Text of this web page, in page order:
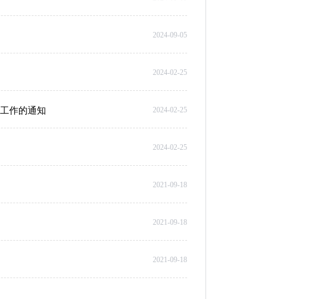
2024-09-05
2024-02-25
作的通知 2024-02-25
2024-02-25
2021-09-18
2021-09-18
2021-09-18